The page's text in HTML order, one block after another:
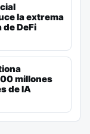
la extrema
DeFi
millones
de IA